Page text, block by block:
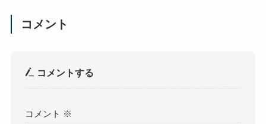
コメント
コメントする
コメント ※